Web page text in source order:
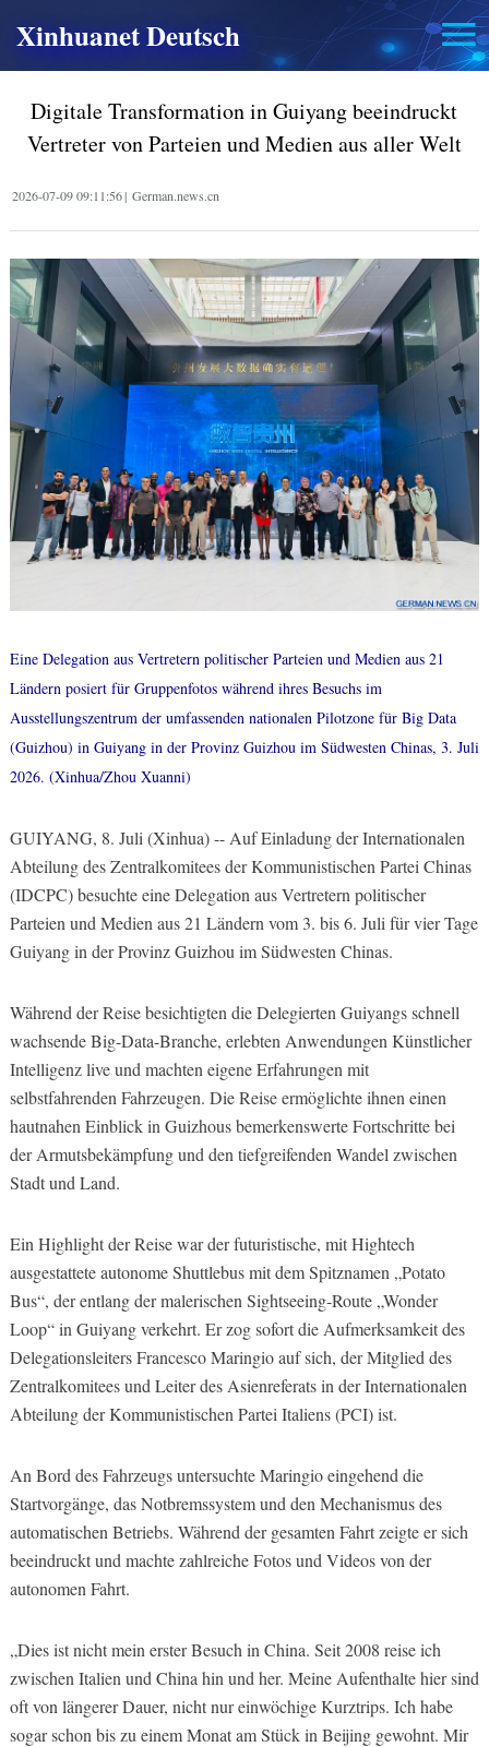
Xinhuanet Deutsch
Digitale Transformation in Guiyang beeindruckt
Vertreter von Parteien und Medien aus aller Welt
2026-07-09 09:11:56| German.news.cn
Eine Delegation aus Vertretern politischer Parteien und Medien aus 21
Ländern posiert für Gruppenfotos während ihres Besuchs im
Ausstellungszentrum der umfassenden nationalen Pilotzone für Big Data
(Guizhou) in Guiyang in der Provinz Guizhou im Südwesten Chinas, 3. Juli
2026. (Xinhua/Zhou Xuanni)
GUIYANG, 8. Juli (Xinhua) -- Auf Einladung der Internationalen
Abteilung des Zentralkomitees der Kommunistischen Partei Chinas
(IDCPC) besuchte eine Delegation aus Vertretern politischer
Parteien und Medien aus 21 Ländern vom 3. bis 6. Juli für vier Tage
Guiyang in der Provinz Guizhou im Südwesten Chinas.
Während der Reise besichtigten die Delegierten Guiyangs schnell
wachsende Big-Data-Branche, erlebten Anwendungen Künstlicher
Intelligenz live und machten eigene Erfahrungen mit
selbstfahrenden Fahrzeugen. Die Reise ermöglichte ihnen einen
hautnahen Einblick in Guizhous bemerkenswerte Fortschritte bei
der Armutsbekämpfung und den tiefgreifenden Wandel zwischen
Stadt und Land.
Ein Highlight der Reise war der futuristische, mit Hightech
ausgestattete autonome Shuttlebus mit dem Spitznamen „Potato
Bus“, der entlang der malerischen Sightseeing-Route „Wonder
Loop“ in Guiyang verkehrt. Er zog sofort die Aufmerksamkeit des
Delegationsleiters Francesco Maringio auf sich, der Mitglied des
Zentralkomitees und Leiter des Asienreferats in der Internationalen
Abteilung der Kommunistischen Partei Italiens (PCI) ist.
An Bord des Fahrzeugs untersuchte Maringio eingehend die
Startvorgänge, das Notbremssystem und den Mechanismus des
automatischen Betriebs. Während der gesamten Fahrt zeigte er sich
beeindruckt und machte zahlreiche Fotos und Videos von der
autonomen Fahrt.
„Dies ist nicht mein erster Besuch in China. Seit 2008 reise ich
zwischen Italien und China hin und her. Meine Aufenthalte hier sind
oft von längerer Dauer, nicht nur einwöchige Kurztrips. Ich habe
sogar schon bis zu einem Monat am Stück in Beijing gewohnt. Mir